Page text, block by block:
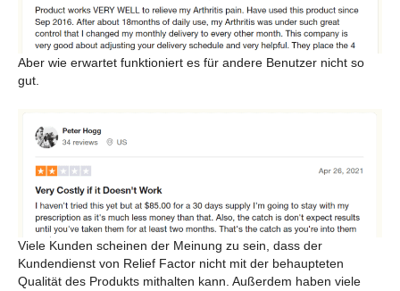
Aber wie erwartet funktioniert es für andere Benutzer nicht so
gut.
Viele Kunden scheinen der Meinung zu sein, dass der
Kundendienst von Relief Factor nicht mit der behaupteten
Qualität des Produkts mithalten kann. Außerdem haben viele